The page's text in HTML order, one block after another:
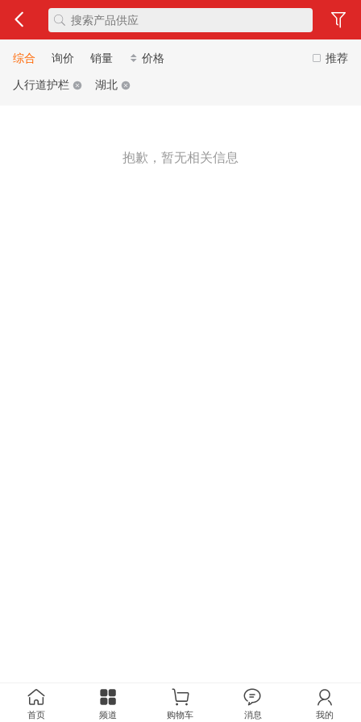
推荐
综合 询价 销量
价格
人行道护栏
湖北
抱歉，暂无相关信息
首页 频道 购物车 消息 我的